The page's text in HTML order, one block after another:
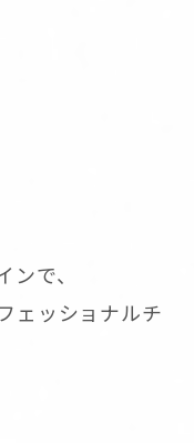
で、
ェッショナルチ